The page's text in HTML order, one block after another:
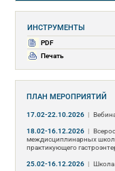
ИНСТРУМЕНТЫ
PDF
Печать
ПЛАН МЕРОПРИЯТИЙ
17.02-22.10.2026 |
18.02-16.12.2026 |
междисциплинарных школ
практикующего
25.02-16.12.2026 | Школа